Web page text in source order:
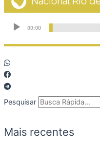
Pesquisar
Mais recentes